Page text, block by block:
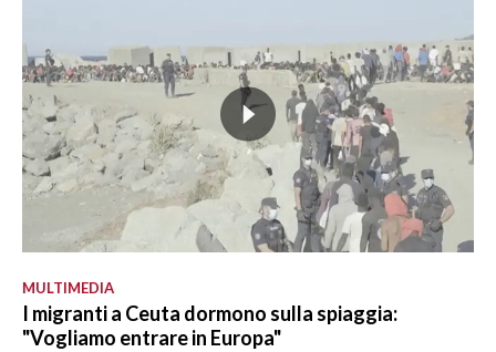
MULTIMEDIA
I migranti a Ceuta dormono sulla spiaggia:
"Vogliamo entrare in Europa"